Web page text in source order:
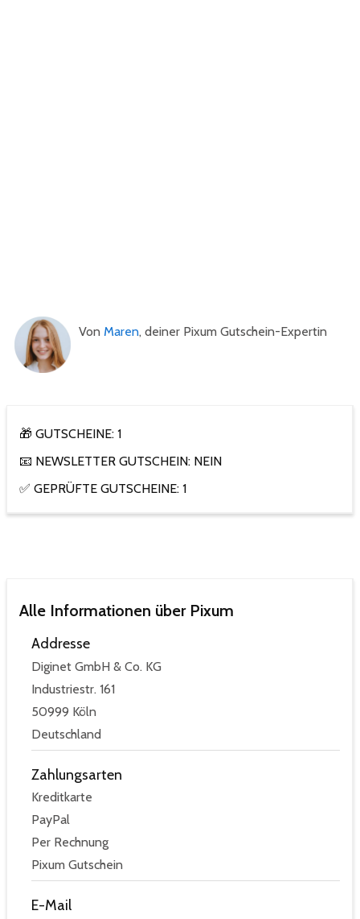
Von Maren, deiner Pixum Gutschein-Expertin
🎁 GUTSCHEINE: 1
📧 NEWSLETTER GUTSCHEIN: NEIN
✅ GEPRÜFTE GUTSCHEINE: 1
Alle Informationen über Pixum
Addresse
Diginet GmbH & Co. KG
Industriestr. 161
50999 Köln
Deutschland
Zahlungsarten
Kreditkarte
PayPal
Per Rechnung
Pixum Gutschein
E-Mail